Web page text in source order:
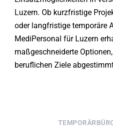
Luzern. Ob kurzfristige
oder langfristige temporäre
MediPersonal für Luzern
maßgeschneiderte
beruflichen Ziele